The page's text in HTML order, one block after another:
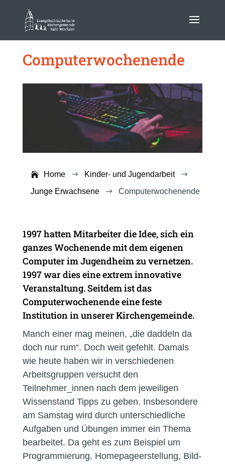
Computerwochenende
Home $ Kinder- und Jugendarbeit $
Junge Erwachsene $ Computerwochenende
1997 hatten Mitarbeiter die Idee, sich ein
ganzes Wochenende mit dem eigenen
Computer im Jugendheim zu vernetzen.
1997 war dies eine extrem innovative
Veranstaltung. Seitdem ist das
Computerwochenende eine feste
Institution in unserer Kirchengemeinde.
Manch einer mag meinen, „die daddeln da
doch nur rum“. Doch weit gefehlt. Damals
wie heute haben wir in verschiedenen
Arbeitsgruppen versucht den
Teilnehmer_innen nach dem jeweiligen
Wissenstand Tipps zu geben. Insbesondere
am Samstag wird durch unterschiedliche
Aufgaben und Übungen immer ein Thema
bearbeitet. Da geht es zum Beispiel um
Programmierung, Homepageerstellung, Bild-